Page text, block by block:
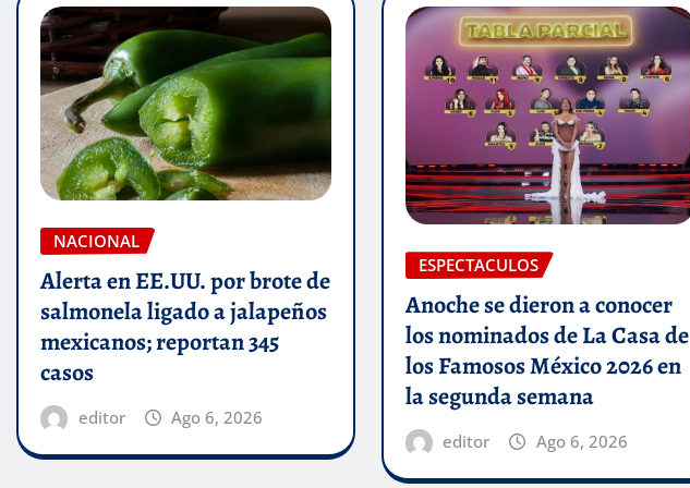
NACIONAL
Alerta en EE.UU. por brote de
salmonela ligado a jalapeños
mexicanos; reportan 345
casos
editor Ago 6, 2026
ESPECTACULOS
Anoche se dieron a conocer
los nominados de La Casa de
los Famosos México 2026 en
la segunda semana
editor Ago 6, 2026